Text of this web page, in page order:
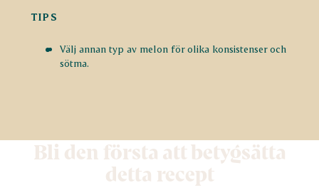
TIPS
Välj annan typ av melon för olika konsistenser och
sötma.
Bli den första att betygsätta
detta recept